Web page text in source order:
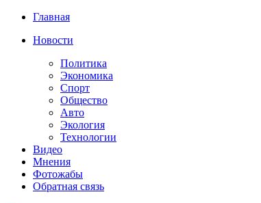
Главная
Новости
Политика
Экономика
Спорт
Общество
Авто
Экология
Технологии
Видео
Мнения
Фотожабы
Обратная связь